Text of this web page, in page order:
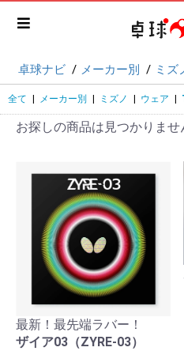
卓球ナビ メーカー別 ミズ
全て メーカー別 ミズノ ウェア
お探しの商品は見つかりませ
最新！最先端ラバー！
ザイア03（ZYRE-03）